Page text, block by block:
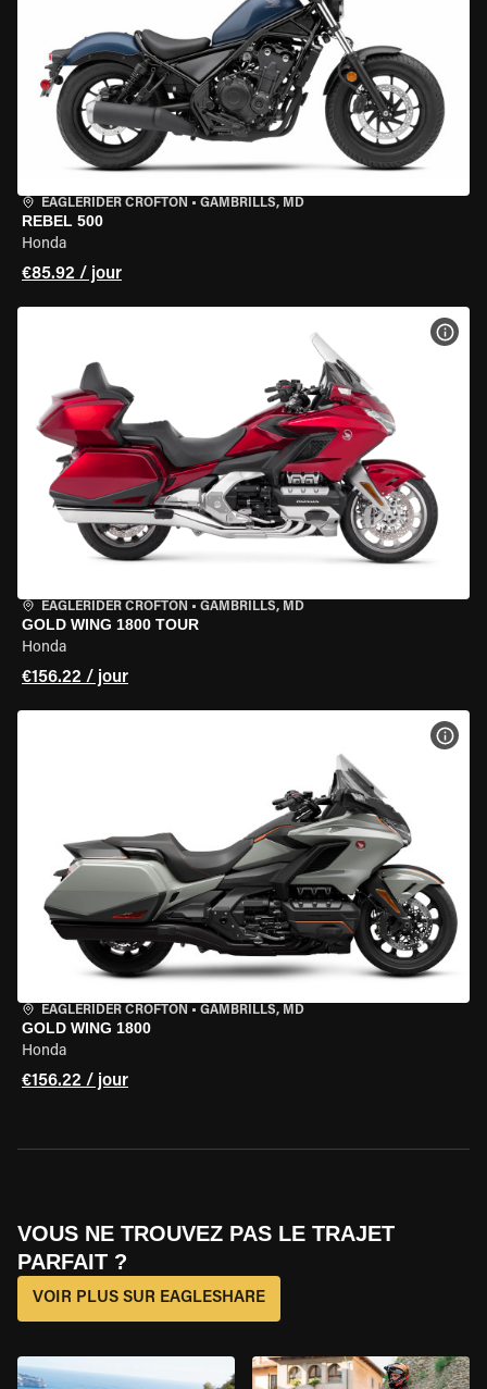
EAGLERIDER CROFTON • GAMBRILLS, MD
REBEL 500
Honda
€85.92 / jour
EAGLERIDER CROFTON • GAMBRILLS, MD
GOLD WING 1800 TOUR
Honda
€156.22 / jour
EAGLERIDER CROFTON • GAMBRILLS, MD
GOLD WING 1800
Honda
€156.22 / jour
VOUS NE TROUVEZ PAS LE TRAJET
PARFAIT ?
VOIR PLUS SUR EAGLESHARE